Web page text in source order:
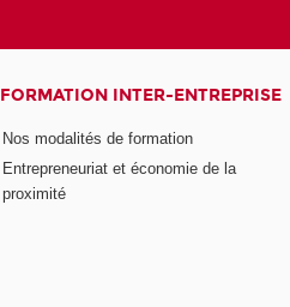
FORMATION INTER-ENTREPRISE
Nos modalités de formation
Entrepreneuriat et économie de la
proximité